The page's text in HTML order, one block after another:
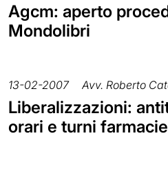
Agcm: aperto
Mondolibri
13-02-2007 Avv. Roberto
Liberalizzazioni:
orari e turni farmacie